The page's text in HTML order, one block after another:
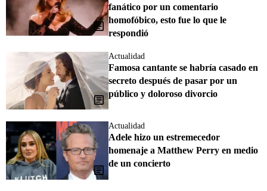
fanático por un comentario
homofóbico, esto fue lo que le
respondió
Actualidad
Famosa cantante se habría casado en
secreto después de pasar por un
público y doloroso divorcio
Actualidad
Adele hizo un estremecedor
homenaje a Matthew Perry en medio
de un concierto